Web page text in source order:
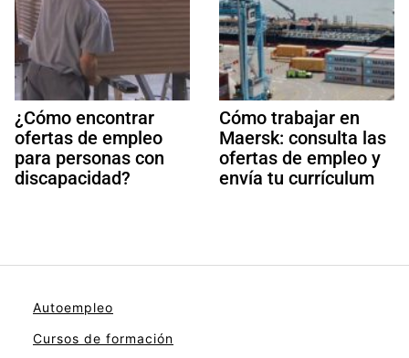
¿Cómo encontrar
ofertas de empleo
para personas con
discapacidad?
Cómo trabajar en
Maersk: consulta las
ofertas de empleo y
envía tu currículum
Autoempleo
Cursos de formación